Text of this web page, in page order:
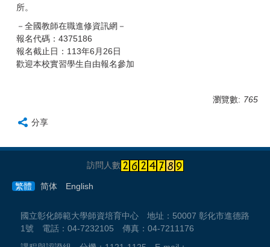
所。
－全國教師在職進修資訊網－
報名代碼：4375186
報名截止日：113年6月26日
歡迎本校實習學生自由報名參加
瀏覽數: 765
分享
訪問人數
繁體 简体 English
國立彰化師範大學師資培育中心 地址：50007 彰化市進德路
1號 電話：04-7232105 傳真：04-7211176